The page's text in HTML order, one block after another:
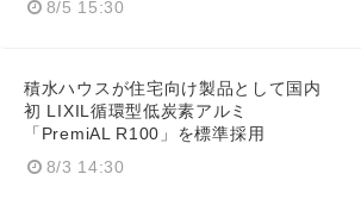
8/5 15:30
積水ハウスが住宅向け製品として国内
初 LIXIL循環型低炭素アルミ
「PremiAL R100」を標準採用
8/3 14:30